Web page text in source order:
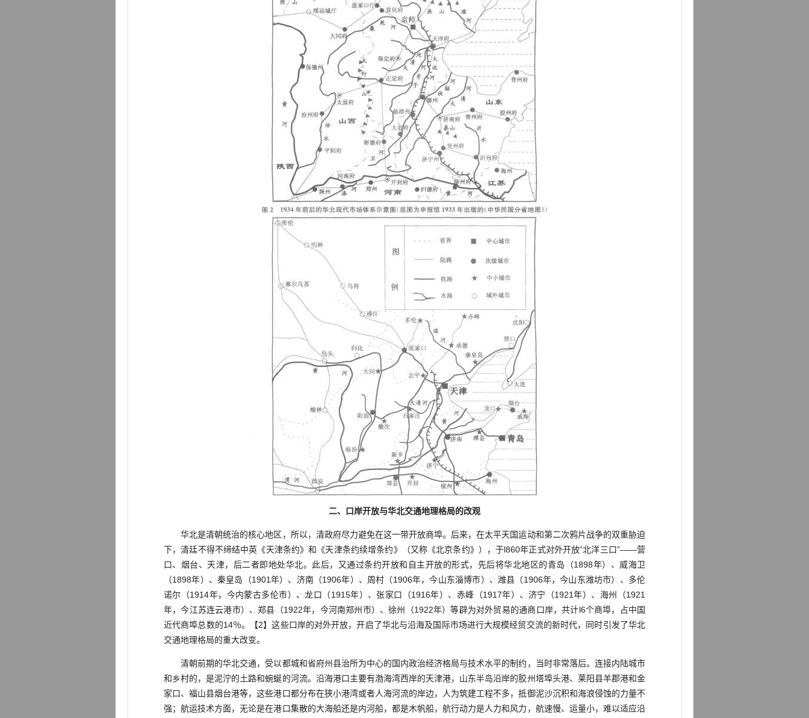
二、口岸开放与华北交通地理格局的改观
华北是清朝统治的核心地区，所以，清政府尽力避免在这一带开放商埠。后来，在太平天国运动和第二次鸦片战争的双重胁迫
下，清廷不得不缔结中英《天津条约》和《天津条约续增条约》（又称《北京条约》），于l860年正式对外开放“北洋三口”——营
口、烟台、天津，后二者即地处华北。此后，又通过条约开放和自主开放的形式，先后将华北地区的青岛（1898年）、威海卫
（1898年）、秦皇岛（1901年）、济南（1906年）、周村（1906年，今山东淄博市）、潍县（1906年，今山东潍坊市）、多伦
诺尔（1914年，今内蒙古多伦市）、龙口（1915年）、张家口（1916年）、赤峰（1917年）、济宁（1921年）、海州（1921
年，今江苏连云港市）、郑县（1922年，今河南郑州市）、徐州（1922年）等辟为对外贸易的通商口岸，共计l6个商埠，占中国
近代商埠总数的14％。【2】这些口岸的对外开放，开启了华北与沿海及国际市场进行大规模经贸交流的新时代，同时引发了华北
交通地理格局的重大改变。
清朝前期的华北交通，受以都城和省府州县治所为中心的国内政治经济格局与技术水平的制约，当时非常落后。连接内陆城市
和乡村的，是泥泞的土路和蜿蜒的河流。沿海港口主要有渤海湾西岸的天津港，山东半岛沿岸的胶州塔埠头港、莱阳县羊郡港和金
家口、福山县烟台港等，这些港口都分布在狭小港湾或者人海河流的岸边，人为筑建工程不多，抵御泥沙沉积和海浪侵蚀的力量不
强；航运技术方面，无论是在港口集散的大海船还是内河船，都是木帆船，航行动力是人力和风力，航速慢、运量小，难以适应沿